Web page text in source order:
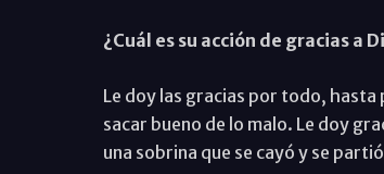
¿Cuál es su acción de gracias a
Le doy las gracias por todo, hasta
sacar bueno de lo malo. Le doy
una sobrina que se cayó y se